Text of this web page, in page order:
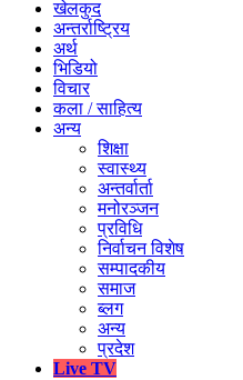
खेलकुद
अन्तर्राष्ट्रिय
अर्थ
भिडियो
विचार
कला / साहित्य
अन्य
शिक्षा
स्वास्थ्य
अन्तर्वार्ता
मनोरञ्जन
प्रविधि
निर्वाचन विशेष
सम्पादकीय
समाज
ब्लग
अन्य
प्रदेश
Live TV